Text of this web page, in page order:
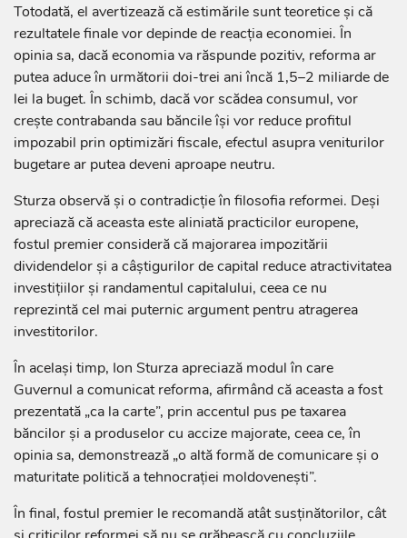
Totodată, el avertizează că estimările sunt teoretice și că
rezultatele finale vor depinde de reacția economiei. În
opinia sa, dacă economia va răspunde pozitiv, reforma ar
putea aduce în următorii doi-trei ani încă 1,5–2 miliarde de
lei la buget. În schimb, dacă vor scădea consumul, vor
crește contrabanda sau băncile își vor reduce profitul
impozabil prin optimizări fiscale, efectul asupra veniturilor
bugetare ar putea deveni aproape neutru.
Sturza observă și o contradicție în filosofia reformei. Deși
apreciază că aceasta este aliniată practicilor europene,
fostul premier consideră că majorarea impozitării
dividendelor și a câștigurilor de capital reduce atractivitatea
investițiilor și randamentul capitalului, ceea ce nu
reprezintă cel mai puternic argument pentru atragerea
investitorilor.
În același timp, Ion Sturza apreciază modul în care
Guvernul a comunicat reforma, afirmând că aceasta a fost
prezentată „ca la carte”, prin accentul pus pe taxarea
băncilor și a produselor cu accize majorate, ceea ce, în
opinia sa, demonstrează „o altă formă de comunicare și o
maturitate politică a tehnocrației moldovenești”.
În final, fostul premier le recomandă atât susținătorilor, cât